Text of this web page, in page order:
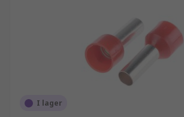
I lager